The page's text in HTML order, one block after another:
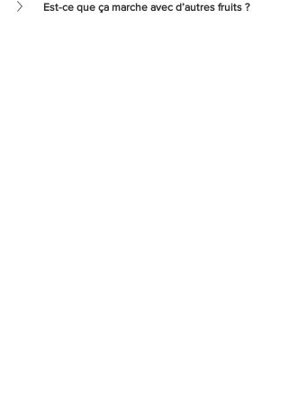
Est-ce que ça marche avec d’autres fruits ?